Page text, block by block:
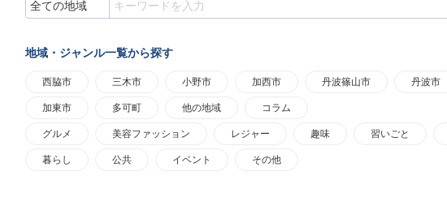
地域・ジャンル一覧から探す
西脇市 三木市 小野市 加西市 丹波篠山市 丹波市
加東市 多可町 他の地域 コラム
グルメ 美容ファッション レジャー 趣味 習いごと
暮らし 公共 イベント その他